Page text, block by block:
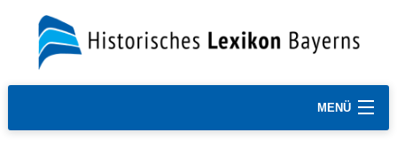
MENÜ